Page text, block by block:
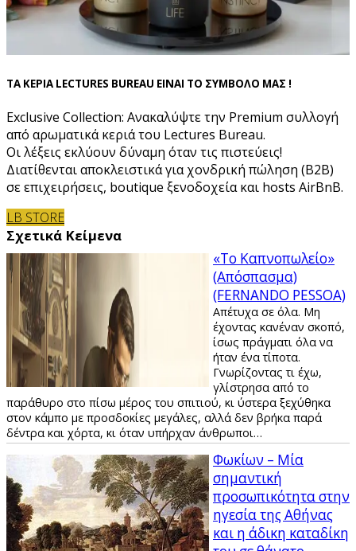
ΤΑ ΚΕΡΙΑ LECTURES BUREAU ΕΙΝΑΙ ΤΟ ΣΥΜΒΟΛΟ ΜΑΣ !
Exclusive Collection: Ανακαλύψτε την Premium συλλογή
από αρωματικά κεριά του Lectures Bureau.
Οι λέξεις εκλύουν δύναμη όταν τις πιστεύεις!
Διατίθενται αποκλειστικά για χονδρική πώληση (B2B)
σε επιχειρήσεις, boutique ξενοδοχεία και hosts AirBnB.
LB STORE
Σχετικά Κείμενα
«Το Καπνοπωλείο»
(Απόσπασμα)
(FERNANDO PESSOA)
Απέτυχα σε όλα. Μη
έχοντας κανέναν σκοπό,
ίσως πράγματι όλα να
ήταν ένα τίποτα.
Γνωρίζοντας τι έχω,
γλίστρησα από το
παράθυρο στο πίσω μέρος του σπιτιού, κι ύστερα ξεχύθηκα
στον κάμπο με προσδοκίες μεγάλες, αλλά δεν βρήκα παρά
δέντρα και χόρτα, κι όταν υπήρχαν άνθρωποι…
Φωκίων – Μία
σημαντική
προσωπικότητα στην
ηγεσία της Αθήνας
και η άδικη καταδίκη